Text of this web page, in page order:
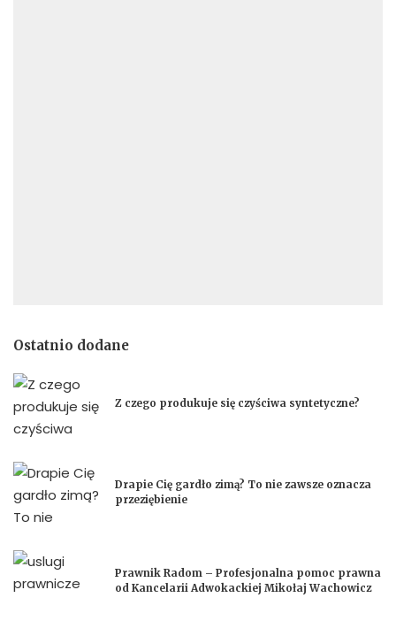
Ostatnio dodane
Z czego produkuje się czyściwa syntetyczne?
Drapie Cię gardło zimą? To nie zawsze oznacza
przeziębienie
Prawnik Radom – Profesjonalna pomoc prawna
od Kancelarii Adwokackiej Mikołaj Wachowicz